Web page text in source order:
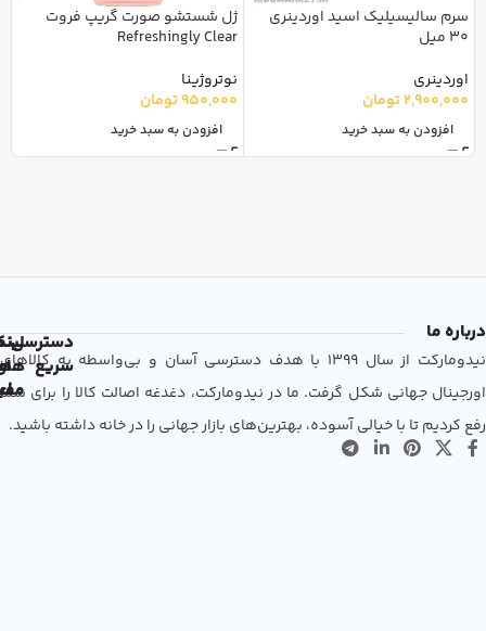
سرم سالیسیلیک اسید اوردینری
30 میل
اوردینری
2,900,000تومان
افزودن به سبد خرید
ژل شستشو صورت گریپ فروت
Refreshingly Clear
نوتروژینا
950,000تومان
افزودن به سبد خرید
درباره ما
نیدومارکت از سال 1399 با هدف دسترسی آسان و بی‌واسطه به کالاهای
اورجینال جهانی شکل گرفت. ما در نیدومارکت، دغدغه اصالت کالا را برای شما
رفع کردیم تا با خیالی آسوده، بهترین‌های بازار جهانی را در خانه داشته باشید.
دسترسی
سریع